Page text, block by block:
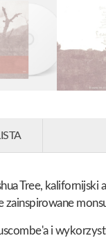
Tree,
i